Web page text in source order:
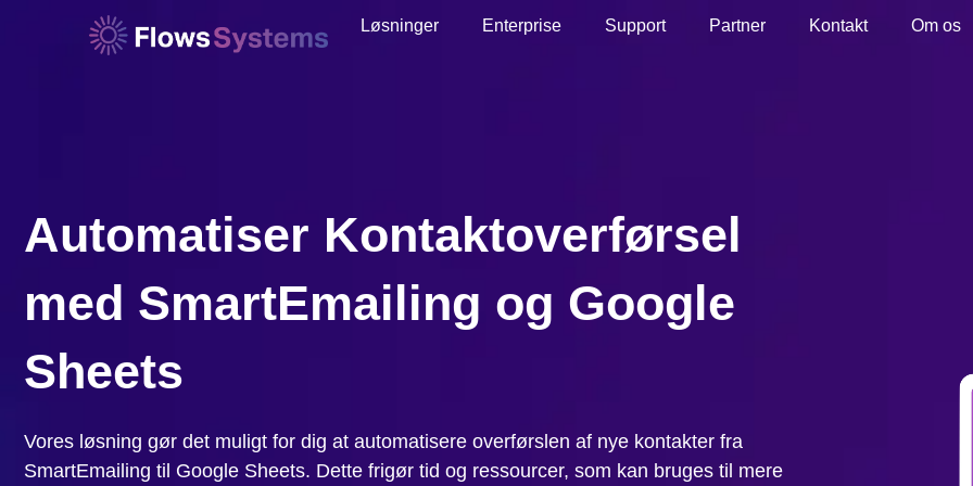
Løsninger Enterprise Support Partner Kontakt Om os
Automatiser Kontaktoverførsel
med SmartEmailing og Google
Sheets
Vores løsning gør det muligt for dig at automatisere overførslen af nye kontakter fra
SmartEmailing til Google Sheets. Dette frigør tid og ressourcer, som kan bruges til mere